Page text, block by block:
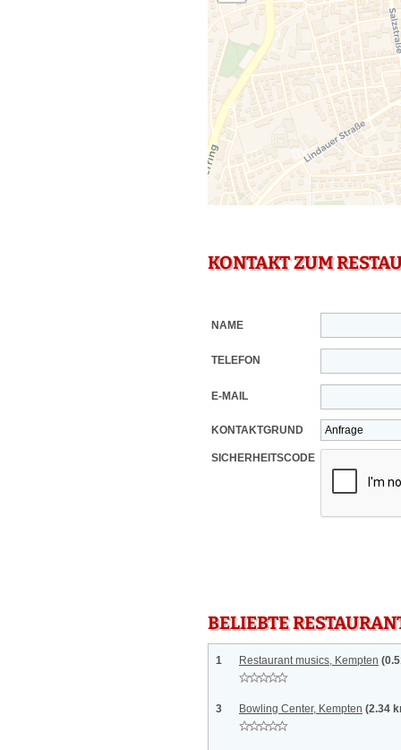
KONTAKT ZUM
NAME
TELEFON
E-MAIL
KONTAKTGRUND
SICHERHEITSCODE
BELIEBTE
1 Restaurant musics, Kempten
3 Bowling Center, Kempten (2.34